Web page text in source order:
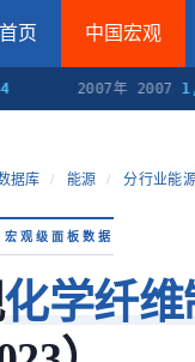
首页 中国宏观
2007年 2007
据库 / 能源 / 分行业能
观级面板数据
化学纤